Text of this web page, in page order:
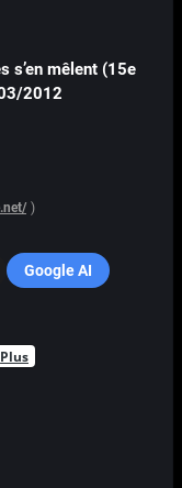
s’en mêlent (15e
2012
)
Google AI
Plus